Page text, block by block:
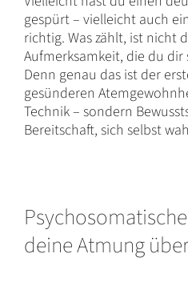
gespürt – vielleicht auch
richtig. Was zählt, ist nicht
Aufmerksamkeit, die du dir
Denn genau das ist der
gesünderen
Technik – sondern
Bereitschaft, sich selbst
deine Atmung